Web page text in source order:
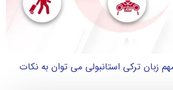
زبان ترکی استانبولی می توان به نکات